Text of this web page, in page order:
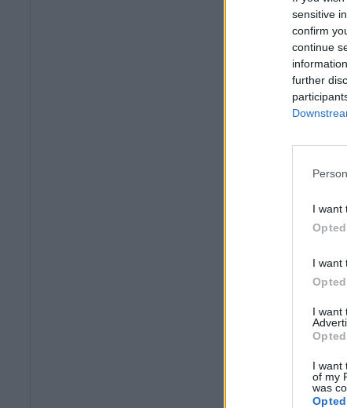
sensitive
confirm
continue
further
I want
I want
I want
I want
of my
was